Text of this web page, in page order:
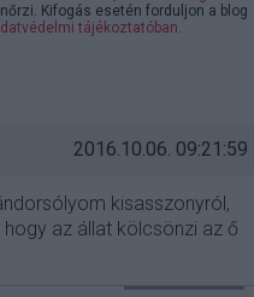
Kifogás esetén forduljon a blog
tájékoztatóban.
2016.10.06. 09:21:59
kisasszonyról,
az állat kölcsönzi az ő